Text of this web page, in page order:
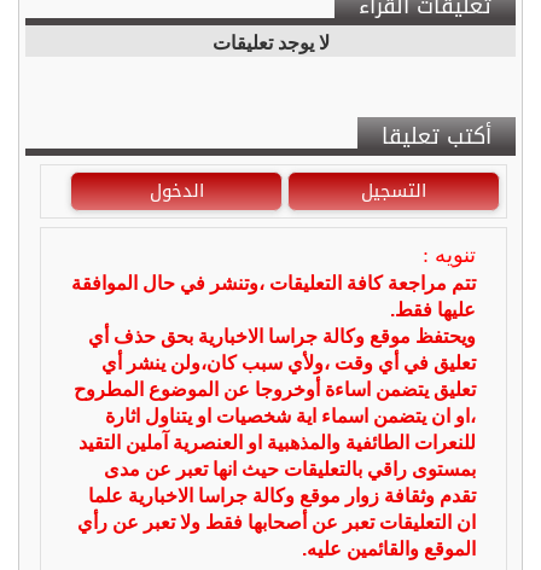
لا يوجد تعليقات
أكتب تعليقا
التسجيل الدخول
تنويه :
تتم مراجعة كافة التعليقات ،وتنشر في حال الموافقة
عليها فقط.
ويحتفظ موقع وكالة جراسا الاخبارية بحق حذف أي
تعليق في أي وقت ،ولأي سبب كان،ولن ينشر أي
تعليق يتضمن اساءة أوخروجا عن الموضوع المطروح
،او ان يتضمن اسماء اية شخصيات او يتناول اثارة
للنعرات الطائفية والمذهبية او العنصرية آملين التقيد
بمستوى راقي بالتعليقات حيث انها تعبر عن مدى
تقدم وثقافة زوار موقع وكالة جراسا الاخبارية علما
ان التعليقات تعبر عن أصحابها فقط ولا تعبر عن رأي
الموقع والقائمين عليه.